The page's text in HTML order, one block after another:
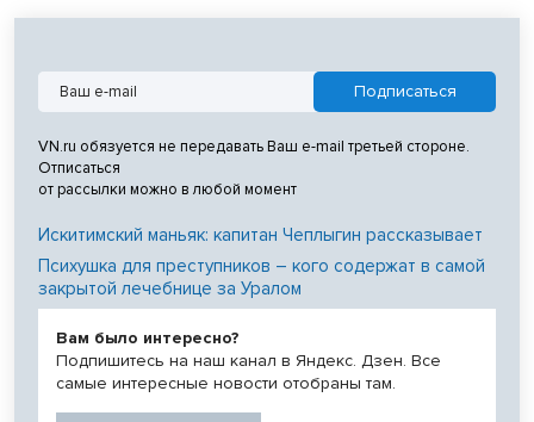
VN.ru обязуется не передавать Ваш e-mail третьей стороне.
Отписаться
от рассылки можно в любой момент
Искитимский маньяк: капитан Чеплыгин рассказывает
Психушка для преступников – кого содержат в самой
закрытой лечебнице за Уралом
Вам было интересно?
Подпишитесь на наш канал в Яндекс. Дзен. Все
самые интересные новости отобраны там.